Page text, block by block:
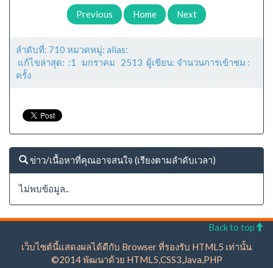
Previous Home Next
ลำดับที่: 710 หมวดหมู่: alias:
แก้ไขล่าสุด: :1 มกราคม 2513 ผู้เขียน: จำนวนการเข้าชม :
ครั้ง
ข่าว/เนื้อหาที่คุณอาจสนใจ (เรียงตามลำดับเวลา)
ไม่พบข้อมูล..
Back to top
เว็บไซต์นี้แสดงผลได้ดีกับ Browser ที่รองรับ HTML5 เท่านั้น
©2014 พัฒนาด้วย HTML5,CSS3,Java,PHP